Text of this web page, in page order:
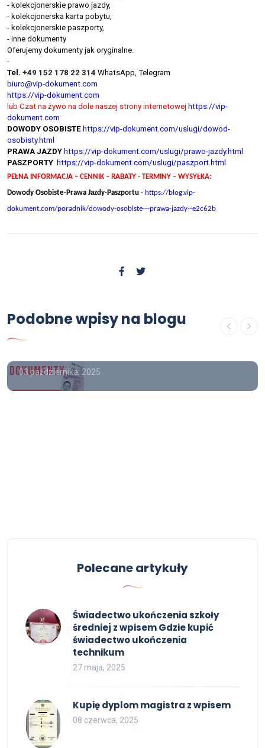
- kolekcjonerskie prawo jazdy,
- kolekcjonerska karta pobytu,
- kolekcjonerskie paszporty,
- inne dokumenty
Oferujemy dokumenty jak oryginalne.
-
Tel. +49 152 178 22 314 WhatsApp, Telegram
biuro@vip-dokument.com
https://vip-dokument.com
lub Czat na żywo na dole naszej strony internetowej https://vip-
dokument.com
DOWODY OSOBISTE https://vip-dokument.com/uslugi/dowod-
osobisty.html
PRAWA JAZDY https://vip-dokument.com/uslugi/prawo-jazdy.html
PASZPORTY https://vip-dokument.com/uslugi/paszport.html
PEŁNA INFORMACJA – CENNIK – RABATY - TERMINY – WYSYŁKA:
Dowody Osobiste-Prawa Jazdy-Paszportu - https://blog.vip-
dokument.com/poradnik/dowody-osobiste---prawa-jazdy--e2c62b
Podobne wpisy na blogu
Wykonam "Dyplom ukończenia
studiów" wraz z "suplementem".
Lic/Mgr/Dr/Dr hab.
03 października, 2025
Polecane artykuły
Świadectwo ukończenia szkoły
średniej z wpisem Gdzie kupić
świadectwo ukończenia
technikum
27 maja, 2025
Kupię dyplom magistra z wpisem
08 czerwca, 2025